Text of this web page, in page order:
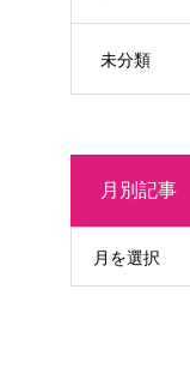
未分類
月別記事
月を選択